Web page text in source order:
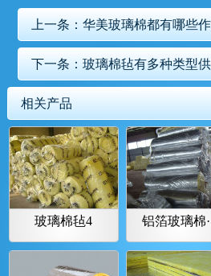
上一条：华美玻璃棉都有哪些
下一条：玻璃棉毡有多种类型
相关产品
玻璃棉毡4 铝箔玻璃棉